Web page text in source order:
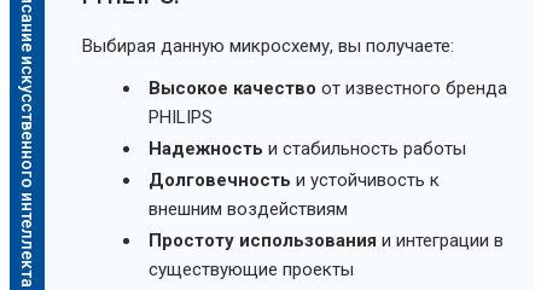
Описание искусственного интеллекта
Выбирая данную микросхему, вы получаете:
Высокое качество от известного бренда
PHILIPS
Надежность и стабильность работы
Долговечность и устойчивость к
внешним воздействиям
Простоту использования и интеграции в
существующие проекты